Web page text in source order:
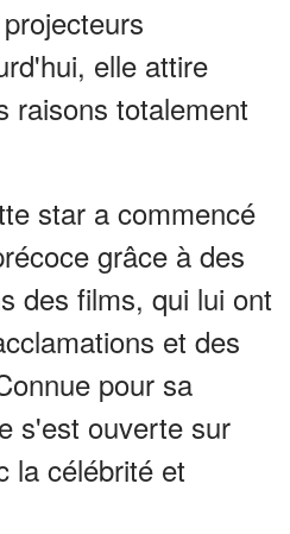
elle attire
raisons totalement
star a commencé
grâce à des
des films, qui lui ont
et des
pour sa
s'est ouverte sur
la célébrité et